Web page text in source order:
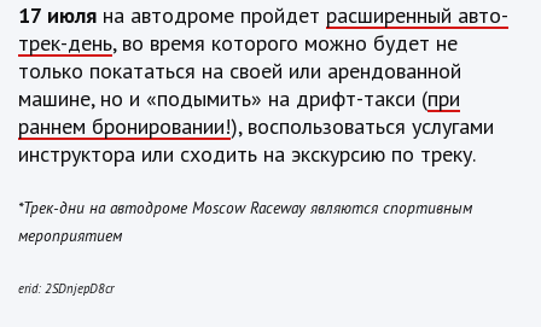
17 июля на автодроме пройдет расширенный авто-
трек-день, во время которого можно будет не
только покататься на своей или арендованной
машине, но и «подымить» на дрифт-такси (при
раннем бронировании!), воспользоваться услугами
инструктора или сходить на экскурсию по треку.
*Трек-дни на автодроме Moscow Raceway являются спортивным
мероприятием
erid: 2SDnjepD8cr